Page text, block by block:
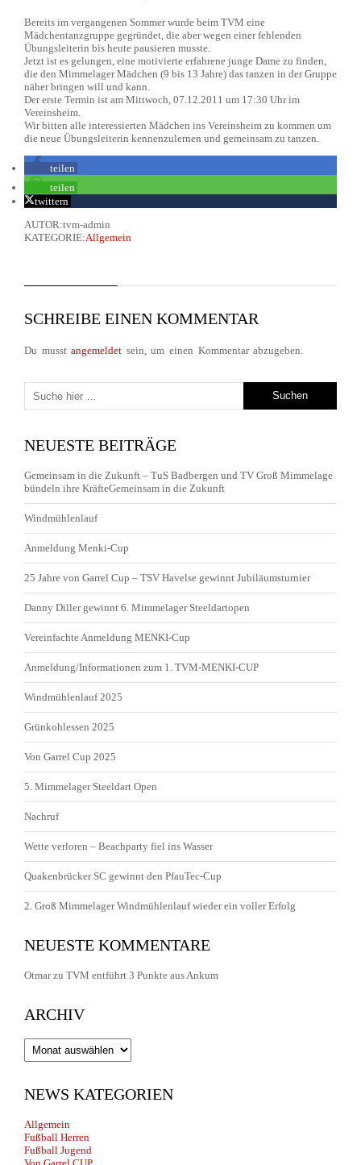
Bereits im vergangenen Sommer wurde beim TVM eine
Mädchentanzgruppe gegründet, die aber wegen einer fehlenden
Übungsleiterin bis heute pausieren musste.
Jetzt ist es gelungen, eine motivierte erfahrene junge Dame zu finden,
die den Mimmelager Mädchen (9 bis 13 Jahre) das tanzen in der Gruppe
näher bringen will und kann.
Der erste Termin ist am Mittwoch, 07.12.2011 um 17:30 Uhr im
Vereinsheim.
Wir bitten alle interessierten Mädchen ins Vereinsheim zu kommen um
die neue Übungsleiterin kennenzulernen und gemeinsam zu tanzen.
teilen
teilen
twittern
AUTOR:tvm-admin
KATEGORIE:Allgemein
SCHREIBE EINEN KOMMENTAR
Du musstangemeldet sein, um einen Kommentar abzugeben.
NEUESTE BEITRÄGE
Gemeinsam in die Zukunft – TuS Badbergen und TV Groß Mimmelage
bündeln ihre KräfteGemeinsam in die Zukunft
Windmühlenlauf
Anmeldung Menki-Cup
25 Jahre von Garrel Cup – TSV Havelse gewinnt Jubiläumsturnier
Danny Diller gewinnt 6. Mimmelager Steeldartopen
Vereinfachte Anmeldung MENKI-Cup
Anmeldung/Informationen zum 1. TVM-MENKI-CUP
Windmühlenlauf 2025
Grünkohlessen 2025
Von Garrel Cup 2025
5. Mimmelager Steeldart Open
Nachruf
Wette verloren – Beachparty fiel ins Wasser
Quakenbrücker SC gewinnt den PfauTec-Cup
2. Groß Mimmelager Windmühlenlauf wieder ein voller Erfolg
NEUESTE KOMMENTARE
Otmarzu TVM entführt 3 Punkte aus Ankum
ARCHIV
Archiv
NEWS KATEGORIEN
Allgemein
Fußball Herren
Fußball Jugend